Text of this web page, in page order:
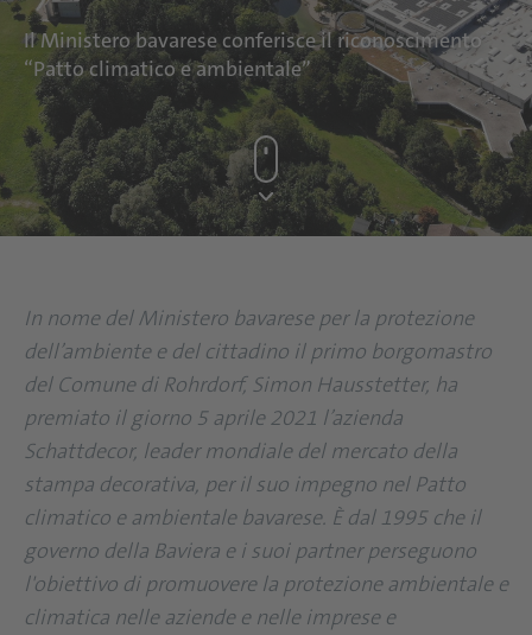
Il Ministero bavarese conferisce il riconoscimento
“Patto climatico e ambientale”
In nome del Ministero bavarese per la protezione
dell’ambiente e del cittadino il primo borgomastro
del Comune di Rohrdorf, Simon Hausstetter, ha
premiato il giorno 5 aprile 2021 l’azienda
Schattdecor, leader mondiale del mercato della
stampa decorativa, per il suo impegno nel Patto
climatico e ambientale bavarese. È dal 1995 che il
governo della Baviera e i suoi partner perseguono
l'obiettivo di promuovere la protezione ambientale e
climatica nelle aziende e nelle imprese e